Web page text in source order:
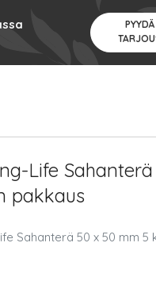
PYYDÄ
Life
pakkaus
Sahanterä 50 x 50 mm 5